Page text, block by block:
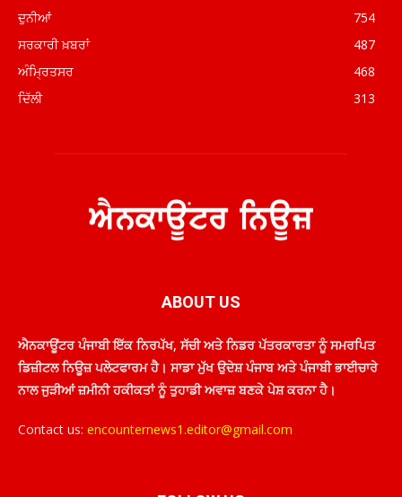
ਦੁਨੀਆਂ
754
ਸਰਕਾਰੀ ਖ਼ਬਰਾਂ
487
ਅੰਮ੍ਰਿਤਸਰ
468
ਦਿੱਲੀ
313
ABOUT US
ਐਨਕਾਊਂਟਰ ਪੰਜਾਬੀ ਇੱਕ ਨਿਰਪੱਖ, ਸੱਚੀ ਅਤੇ ਨਿਡਰ ਪੱਤਰਕਾਰਤਾ ਨੂੰ ਸਮਰਪਿਤ
ਡਿਜ਼ੀਟਲ ਨਿਊਜ਼ ਪਲੇਟਫਾਰਮ ਹੈ। ਸਾਡਾ ਮੁੱਖ ਉਦੇਸ਼ ਪੰਜਾਬ ਅਤੇ ਪੰਜਾਬੀ ਭਾਈਚਾਰੇ
ਨਾਲ ਜੁੜੀਆਂ ਜ਼ਮੀਨੀ ਹਕੀਕਤਾਂ ਨੂੰ ਤੁਹਾਡੀ ਅਵਾਜ਼ ਬਣਕੇ ਪੇਸ਼ ਕਰਨਾ ਹੈ।
Contact us: encounternews1.editor@gmail.com